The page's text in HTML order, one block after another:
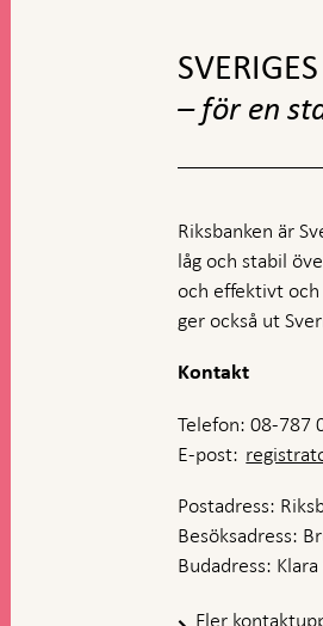
– för en
Riksbanken är
låg och stabil
och effektivt
ger också ut
Kontakt
Telefon: 08-787
E-post:
Postadress:
Besöksadress:
Budadress:
Fler